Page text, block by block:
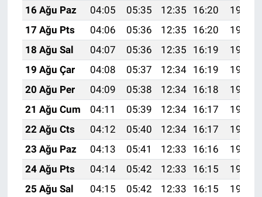
16 Ağu Paz
04:05 05:35 12:35 16:20
19:25
17 Ağu Pts
04:06 05:36 12:35 16:20
19:24
18 Ağu Sal
04:07 05:36 12:35 16:19
19:23
19 Ağu Çar
04:08 05:37 12:34 16:19
19:21
20 Ağu Per
04:09 05:38 12:34 16:18
19:20
21 Ağu Cum
04:11 05:39 12:34 16:17
19:19
22 Ağu Cts
04:12 05:40 12:34 16:17
19:17
23 Ağu Paz
04:13 05:41 12:33 16:16
19:16
24 Ağu Pts
04:14 05:42 12:33 16:15
19:15
25 Ağu Sal
04:15 05:42 12:33 16:15 19:13